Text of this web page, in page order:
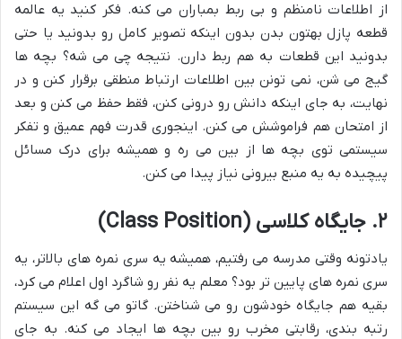
از اطلاعات نامنظم و بی ربط بمباران می کنه. فکر کنید یه عالمه
قطعه پازل بهتون بدن بدون اینکه تصویر کامل رو بدونید یا حتی
بدونید این قطعات به هم ربط دارن. نتیجه چی می شه؟ بچه ها
گیج می شن، نمی تونن بین اطلاعات ارتباط منطقی برقرار کنن و در
نهایت، به جای اینکه دانش رو درونی کنن، فقط حفظ می کنن و بعد
از امتحان هم فراموشش می کنن. اینجوری قدرت فهم عمیق و تفکر
سیستمی توی بچه ها از بین می ره و همیشه برای درک مسائل
پیچیده به یه منبع بیرونی نیاز پیدا می کنن.
۲. جایگاه کلاسی (Class Position)
یادتونه وقتی مدرسه می رفتیم، همیشه یه سری نمره های بالاتر، یه
سری نمره های پایین تر بود؟ معلم یه نفر رو شاگرد اول اعلام می کرد،
بقیه هم جایگاه خودشون رو می شناختن. گاتو می گه این سیستم
رتبه بندی، رقابتی مخرب رو بین بچه ها ایجاد می کنه. به جای